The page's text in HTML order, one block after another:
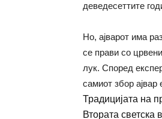
деведесеттите
Но, ајварот има
се прави со
лук. Според
самиот збор ајвар
Традицијата на
Втората